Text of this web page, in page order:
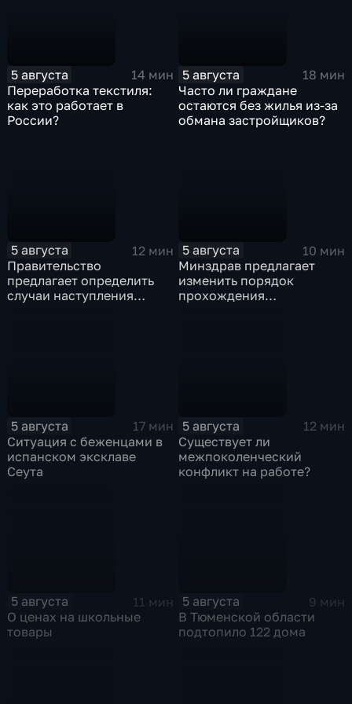
5 августа
14 мин
Переработка текстиля:
как это работает в
России?
5 августа
18 мин
Часто ли граждане
остаются без жилья из-за
обмана застройщиков?
5 августа
12 мин
Правительство
предлагает определить
случаи наступления
5 августа
10 мин
Минздрав предлагает
изменить порядок
прохождения
5 августа
17 мин
Ситуация с беженцами в
испанском эксклаве
Сеута
5 августа
12 мин
Существует ли
межпоколенческий
конфликт на работе?
5 августа
11 мин
О ценах на школьные
товары
5 августа
9 мин
В Тюменской области
подтопило 122 дома